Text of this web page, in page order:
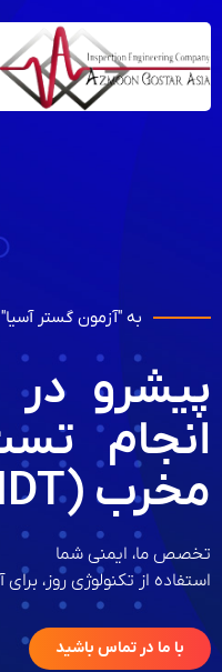
به "آزمون گستر
پیشرو در
انجام
مخرب (NDT)
تخصص ما، ایمنی شما
استفاده از تکنولوژی روز،
با ما در تماس باشید